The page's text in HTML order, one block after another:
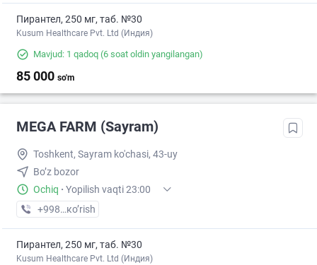
Пирантел, 250 мг, таб. №30
Kusum Healthcare Pvt. Ltd (Индия)
Mavjud: 1 qadoq (6 soat oldin yangilangan)
85 000 so'm
MEGA FARM (Sayram)
Toshkent, Sayram ko'chasi, 43-uy
Bo’z bozor
Ochiq · Yopilish vaqti 23:00
+998 (55) XXX-XX-XX
кo’rish
Пирантел, 250 мг, таб. №30
Kusum Healthcare Pvt. Ltd (Индия)